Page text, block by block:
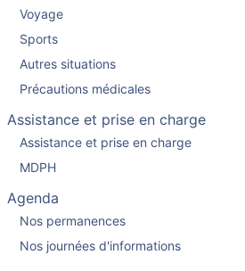
Voyage
Sports
Autres situations
Précautions médicales
Assistance et prise en charge
Assistance et prise en charge
MDPH
Agenda
Nos permanences
Nos journées d'informations